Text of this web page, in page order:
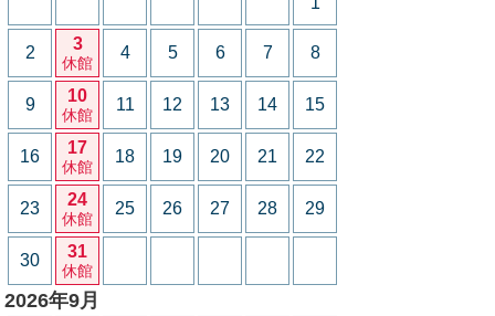
2 3
休館
4 5 6 7 8
9 10
休館
11 12 13 14 15
16 17
休館
18 19 20 21 22
23 24
休館
25 26 27 28 29
30 31
休館
2026年9月